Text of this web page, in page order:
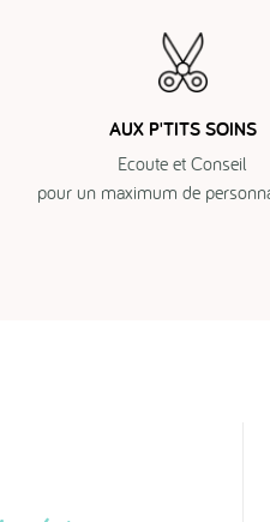
AUX P'TITS SOINS
Ecoute et Conseil
pour un maximum de